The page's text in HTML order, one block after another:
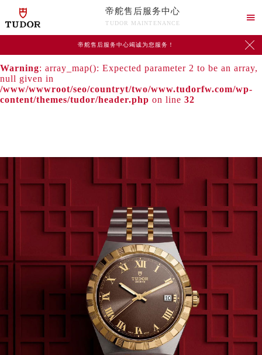
Warning
: extract() expects parameter 1 to be array, null
given in
/www/wwwroot/seo/countryt/two/www.tudorfw.com/wp-
content/themes/tudor/header.phpon line
Warning: array_map(): Expected parameter 2 to be an array,
null given in
/www/wwwroot/seo/countryt/two/www.tudorfw.com/wp-
content/themes/tudor/header.php on line 32
帝舵售后服务中心
TUDOR MAINTENANCE

帝舵售后服务中心竭诚为您服务！ 